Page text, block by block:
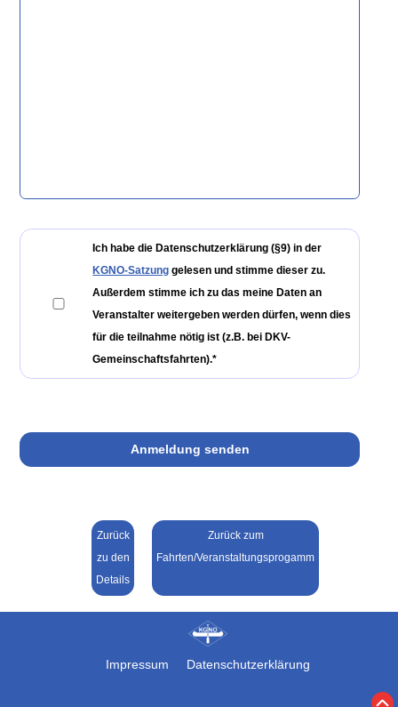
Ich habe die Datenschutzerklärung (§9) in der
KGNO-Satzung gelesen und stimme dieser zu.
Außerdem stimme ich zu das meine Daten an
Veranstalter weitergeben werden dürfen, wenn dies
für die teilnahme nötig ist (z.B. bei DKV-
Gemeinschaftsfahrten).*
Zurück
zu den
Details
Zurück zum
Fahrten/Veranstaltungsprogamm
Impressum Datenschutzerklärung